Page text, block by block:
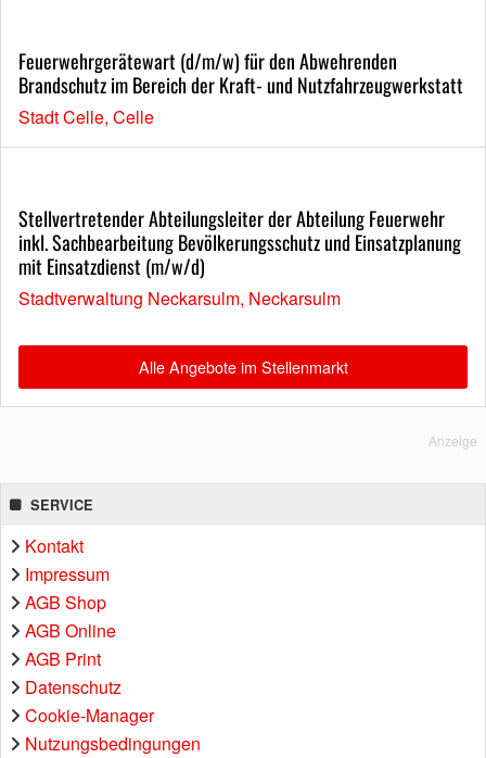
Feuerwehrgerätewart (d/m/w) für den Abwehrenden
Brandschutz im Bereich der Kraft- und Nutzfahrzeugwerkstatt
Stadt Celle, Celle
Stellvertretender Abteilungsleiter der Abteilung Feuerwehr
inkl. Sachbearbeitung Bevölkerungsschutz und Einsatzplanung
mit Einsatzdienst (m/w/d)
Stadtverwaltung Neckarsulm, Neckarsulm
Alle Angebote im Stellenmarkt
Anzeige
SERVICE
Kontakt
Impressum
AGB Shop
AGB Online
AGB Print
Datenschutz
Cookie-Manager
Nutzungsbedingungen